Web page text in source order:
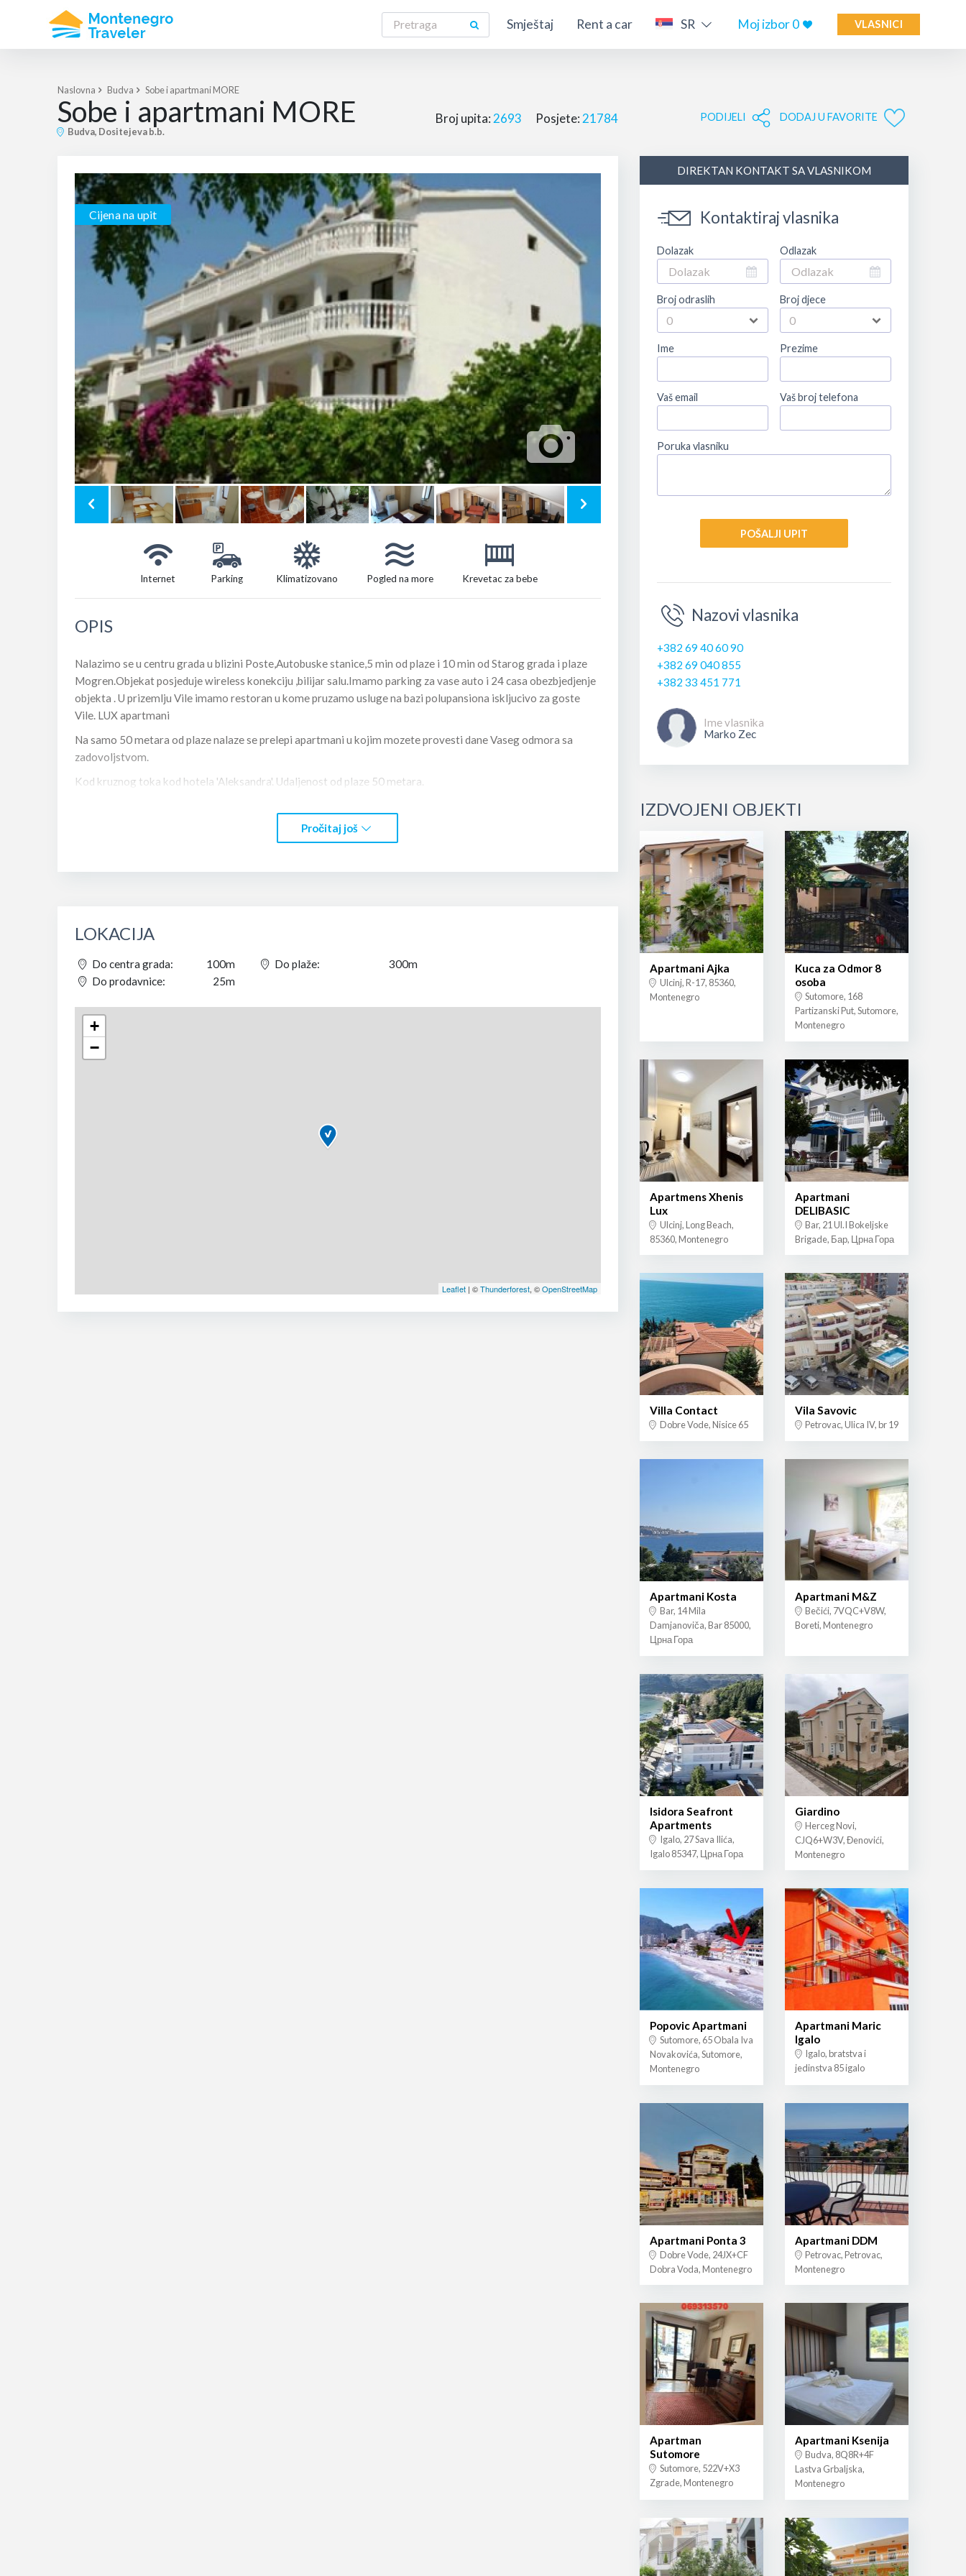
Smještaj Rent a car SR Moj izbor0 VLASNICI
Naslovna Budva Sobe i apartmani MORE
Sobe i apartmani MORE
Budva, Dositejeva b.b.
Broj upita: 2693 Posjete: 21784 PODIJELI DODAJ U FAVORITE
Cijena na upit
Internet Parking Klimatizovano Pogled na more Krevetac za bebe
OPIS
Nalazimo se u centru grada u blizini Poste,Autobuske stanice,5 min od plaze i 10 min od Starog grada i plaze
Mogren.Objekat posjeduje wireless konekciju ,bilijar salu.Imamo parking za vase auto i 24 casa obezbjedjenje
objekta . U prizemlju Vile imamo restoran u kome pruzamo usluge na bazi polupansiona iskljucivo za goste
Vile. LUX apartmani
Na samo 50 metara od plaze nalaze se prelepi apartmani u kojim mozete provesti dane Vaseg odmora sa
zadovoljstvom.
Kod kruznog toka kod hotela 'Aleksandra'. Udaljenost od plaze 50 metara.
Ãakuzi kada, centralno grijanje, 3 klima uredjaja,
Posteljina 3-4 dana. Slike Lux apartmana mozete pogledati na ovoj stranici pod naslovom LUX APARTMAN 1 i
nasoj VILI bude nezaboravan.U nadi da cete biti nasi gosti lijep pozdrav iz Budve.
Pročitaj još
LOKACIJA
Do centra grada: 100m Do plaže:
300m
Do prodavnice:
25m
+
−
Leaflet| ©Thunderforest, ©OpenStreetMap
DIREKTAN KONTAKT SA VLASNIKOM
Kontaktiraj vlasnika
Dolazak Odlazak
Broj odraslih Broj djece
Ime Prezime
Vaš email Vaš broj telefona
Poruka vlasniku
POŠALJI UPIT
Nazovi vlasnika
+382 69 40 60 90
+382 69 040 855
+382 33 451 771
Ime vlasnika
Marko Zec
IZDVOJENI OBJEKTI
Apartmani Ajka
Ulcinj, R-17, 85360,
Montenegro
Kuca za Odmor 8
osoba
Sutomore, 168
Partizanski Put, Sutomore,
Montenegro
Apartmens Xhenis
Lux
Ulcinj, Long Beach,
85360, Montenegro
Apartmani
DELIBASIC
Bar, 21 Ul.I Bokeljske
Brigade, Бар, Црна Гора
Villa Contact
Dobre Vode, Nisice 65
Vila Savovic
Petrovac, Ulica IV, br 19
Apartmani Kosta
Bar, 14 Mila
Damjanoviča, Bar 85000,
Црна Гора
Apartmani M&Z
Bečići, 7VQC+V8W,
Boreti, Montenegro
Isidora Seafront
Apartments
Igalo, 27 Sava Ilića,
Igalo 85347, Црна Гора
Giardino
Herceg Novi,
CJQ6+W3V, Đenovići,
Montenegro
Popovic Apartmani
Sutomore, 65 Obala Iva
Novakovića, Sutomore,
Montenegro
Apartmani Maric
Igalo
Igalo, bratstva i
jedinstva 85 igalo
Apartmani Ponta 3
Dobre Vode, 24JX+CF
Dobra Voda, Montenegro
Apartmani DDM
Petrovac, Petrovac,
Montenegro
Apartman
Sutomore
Sutomore, 522V+X3
Zgrade, Montenegro
Apartmani Ksenija
Budva, 8Q8R+4F
Lastva Grbaljska,
Montenegro